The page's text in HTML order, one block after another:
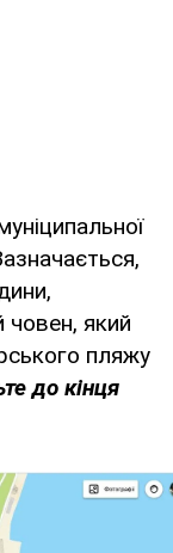
човен, який
пляжу
до кінця